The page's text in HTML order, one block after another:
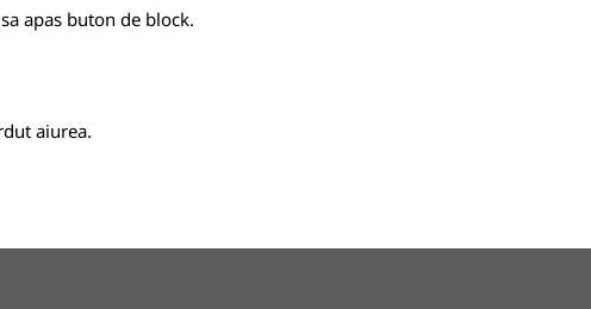
apas buton de block.
aiurea.